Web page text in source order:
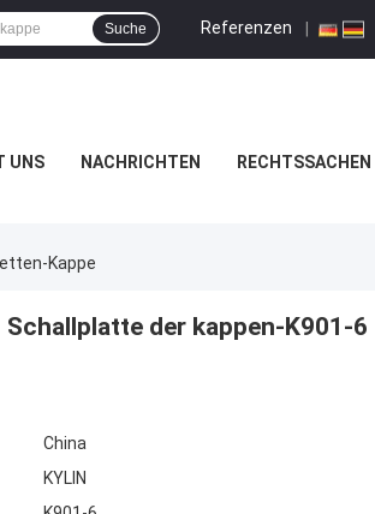
Referenzen |
Suche
UNS NACHRICHTEN RECHTSSACHEN
Kappe
der kappen-K901-6
China
KYLIN